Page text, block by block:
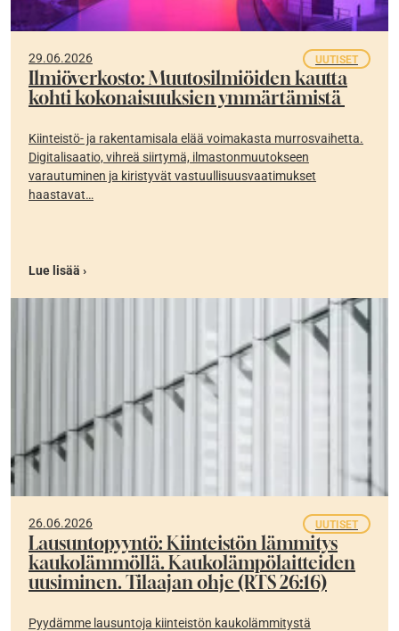
29.06.2026 UUTISET
Ilmiöverkosto: Muutosilmiöiden kautta
kohti kokonaisuuksien ymmärtämistä
Kiinteistö- ja rakentamisala elää voimakasta murrosvaihetta.
Digitalisaatio, vihreä siirtymä, ilmastonmuutokseen
varautuminen ja kiristyvät vastuullisuusvaatimukset
haastavat…
Lue lisää ›
26.06.2026 UUTISET
Lausuntopyyntö: Kiinteistön lämmitys
kaukolämmöllä. Kaukolämpölaitteiden
uusiminen. Tilaajan ohje (RTS 26:16)
Pyydämme lausuntoja kiinteistön kaukolämmitystä